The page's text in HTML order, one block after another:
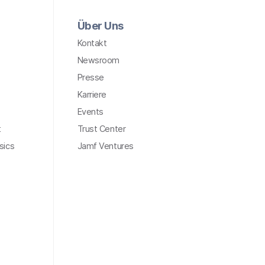
Über Uns
Kontakt
Newsroom
Presse
Karriere
Events
Trust Center
Jamf Ventures